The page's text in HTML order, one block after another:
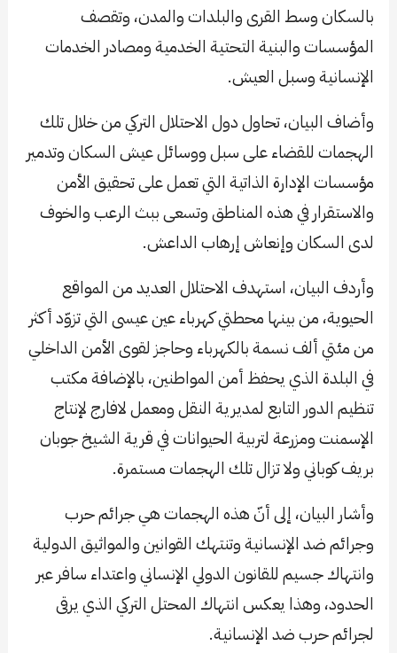
بالسكان وسط القرى والبلدات والمدن، وتقصف
المؤسسات والبنية التحتية الخدمية ومصادر الخدمات
الإنسانية وسبل العيش.
وأضاف البيان، تحاول دول الاحتلال التركي من خلال تلك
الهجمات للقضاء على سبل ووسائل عيش السكان وتدمير
مؤسسات الإدارة الذاتية التي تعمل على تحقيق الأمن
والاستقرار في هذه المناطق وتسعى ببث الرعب والخوف
لدى السكان وإنعاش إرهاب الداعش.
وأردف البيان، استهدف الاحتلال العديد من المواقع
الحيوية، من بينها محطتي كهرباء عين عيسى التي تزوّد أكثر
من مئتي ألف نسمة بالكهرباء وحاجز لقوى الأمن الداخلي
في البلدة الذي يحفظ أمن المواطنين، بالإضافة مكتب
تنظيم الدور التابع لمديرية النقل ومعمل لافارج لإنتاج
الإسمنت ومزرعة لتربية الحيوانات في قرية الشيخ جوبان
بريف كوباني ولا تزال تلك الهجمات مستمرة.
وأشار البيان، إلى أنّ هذه الهجمات هي جرائم حرب
وجرائم ضد الإنسانية وتنتهك القوانين والمواثيق الدولية
وانتهاك جسيم للقانون الدولي الإنساني واعتداء سافر عبر
الحدود، وهذا يعكس انتهاك المحتل التركي الذي يرقى
لجرائم حرب ضد الإنسانية.